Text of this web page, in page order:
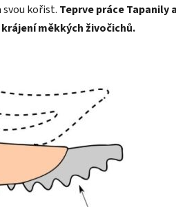
svou kořist. Teprve práce Tapanily
měkkých živočichů.